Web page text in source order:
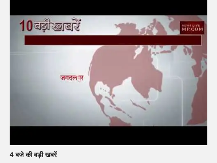
4 बजे की बड़ी खबरें